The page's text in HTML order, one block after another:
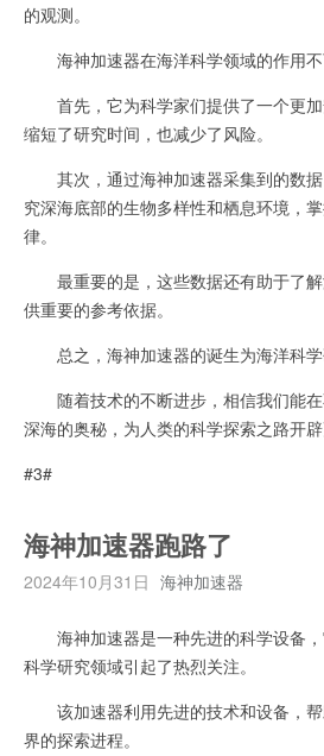
的观测。
海神加速器在海洋科学领域的作用不
首先，它为科学家们提供了一个更加
缩短了研究时间，也减少了风险。
其次，通过海神加速器采集到的数据
究深海底部的生物多样性和栖息环境，
律。
最重要的是，这些数据还有助于了解
供重要的参考依据。
总之，海神加速器的诞生为海洋科学
随着技术的不断进步，相信我们能在
深海的奥秘，为人类的科学探索之路开辟
#3#
海神加速器跑路了
2024年10月31日 海神加速器
海神加速器是一种先进的科学设备，
科学研究领域引起了热烈关注。
该加速器利用先进的技术和设备，帮
界的探索进程。